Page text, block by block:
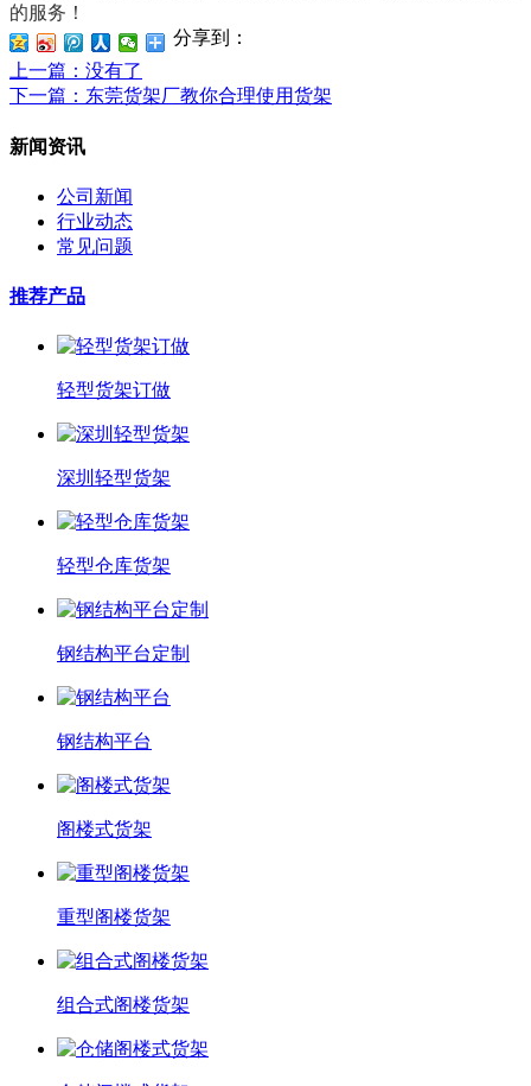
的服务！
分享到：
上一篇 ：没有了
下一篇 ：东莞货架厂教你合理使用货架
新闻资讯
公司新闻
行业动态
常见问题
推荐产品
轻型货架订做
深圳轻型货架
轻型仓库货架
钢结构平台定制
钢结构平台
阁楼式货架
重型阁楼货架
组合式阁楼货架